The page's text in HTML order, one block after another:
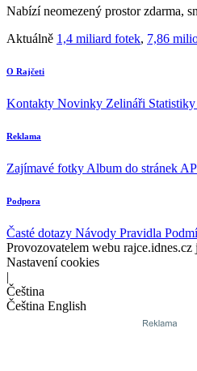
Nabízí neomezený prostor zdarma,
Aktuálně 1,4 miliard fotek, 7,86
O Rajčeti
Kontakty Novinky Zelináři
Reklama
Zajímavé fotky Album do stránek
Podpora
Časté dotazy Návody Pravidla
Provozovatelem webu
Nastavení cookies
|
Čeština
Čeština English